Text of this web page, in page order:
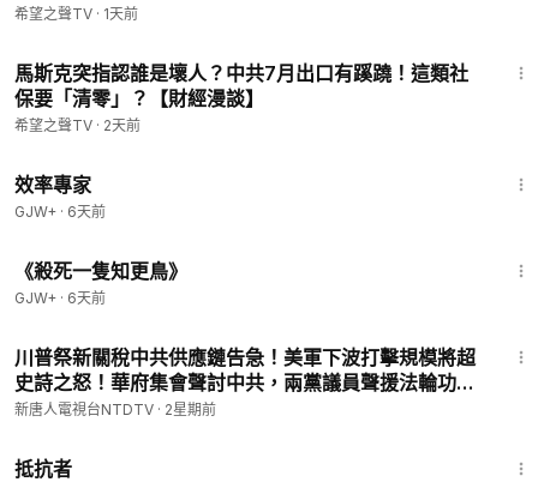
希望之聲TV · 1天前
馬斯克突指認誰是壞人？中共7月出口有蹊蹺！這類社
保要「清零」？【財經漫談】
希望之聲TV · 2天前
效率專家
GJW+ · 6天前
《殺死一隻知更鳥》
GJW+ · 6天前
川普祭新關稅中共供應鏈告急！美軍下波打擊規模將超
史詩之怒！華府集會聲討中共，兩黨議員聲援法輪功！
半島萬人大撤離，歐洲野火震撼畫面曝光！川普問誰更
新唐人電視台NTDTV · 2星期前
抵抗者